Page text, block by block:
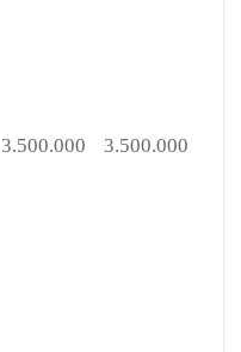
3.500.000 3.500.000